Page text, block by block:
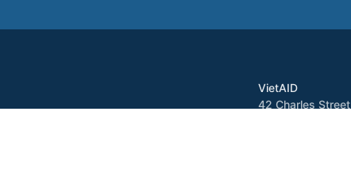
VietAID
42 Charles Street